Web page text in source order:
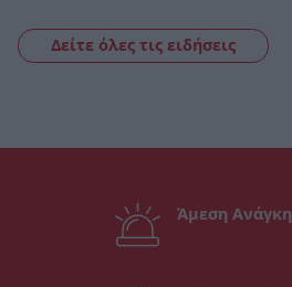
Δείτε όλες τις ειδήσεις
Άμεση Ανάγκη